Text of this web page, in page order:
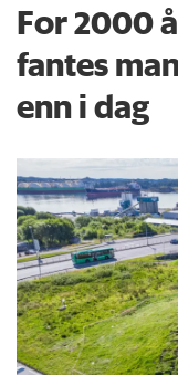
For 2000
fantes
enn i dag